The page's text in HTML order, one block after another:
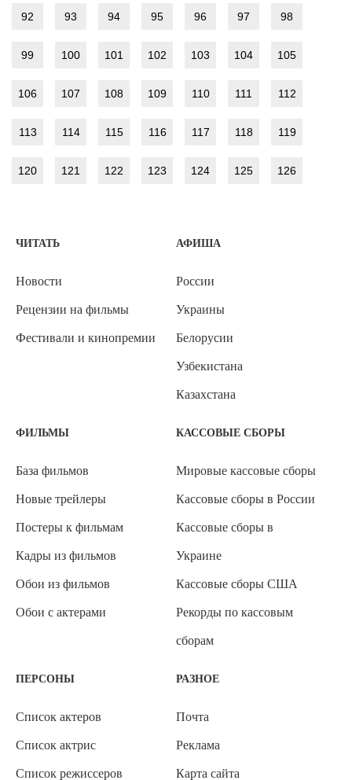
92 93 94 95 96 97 98
99 100 101 102 103 104 105
106 107 108 109 110 111 112
113 114 115 116 117 118 119
120 121 122 123 124 125 126
ЧИТАТЬ
Новости
Рецензии на фильмы
Фестивали и кинопремии
АФИША
России
Украины
Белорусии
Узбекистана
Казахстана
ФИЛЬМЫ
База фильмов
Новые трейлеры
Постеры к фильмам
Кадры из фильмов
Обои из фильмов
Обои с актерами
КАССОВЫЕ СБОРЫ
Мировые кассовые сборы
Кассовые сборы в России
Кассовые сборы в
Украине
Кассовые сборы США
Рекорды по кассовым
сборам
ПЕРСОНЫ
Список актеров
Список актрис
Список режиссеров
РАЗНОЕ
Почта
Реклама
Карта сайта